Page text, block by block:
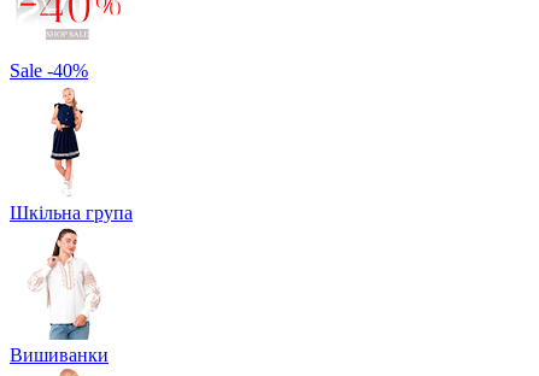
Sale -40%
Шкільна група
Вишиванки